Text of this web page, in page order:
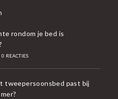
rondom je bed is
0 REACTIES
tweepersoonsbed past bij